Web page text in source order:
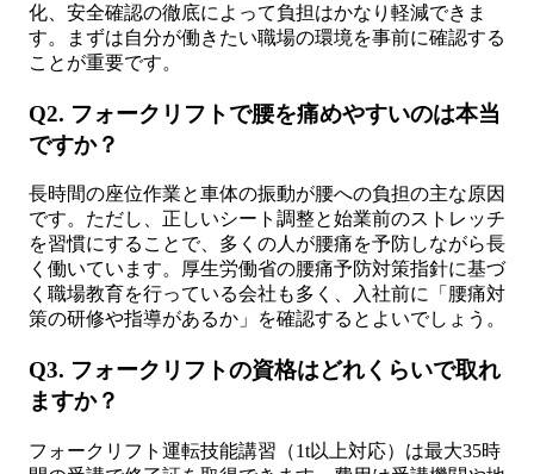
化、安全確認の徹底によって負担はかなり軽減できま
す。まずは自分が働きたい職場の環境を事前に確認する
ことが重要です。
Q2. フォークリフトで腰を痛めやすいのは本当
ですか？
長時間の座位作業と車体の振動が腰への負担の主な原因
です。ただし、正しいシート調整と始業前のストレッチ
を習慣にすることで、多くの人が腰痛を予防しながら長
く働いています。厚生労働省の腰痛予防対策指針に基づ
く職場教育を行っている会社も多く、入社前に「腰痛対
策の研修や指導があるか」を確認するとよいでしょう。
Q3. フォークリフトの資格はどれくらいで取れ
ますか？
フォークリフト運転技能講習（1t以上対応）は最大35時